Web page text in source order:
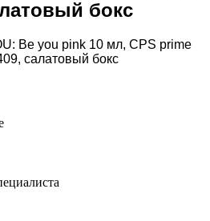
бокс
Be you pink 10 мл, CPS prime
салатовый бокс